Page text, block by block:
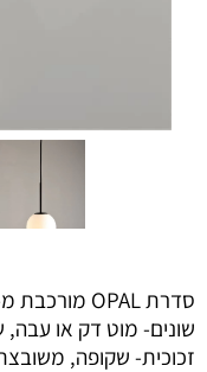
שונים- מוט דק או עבה,
זכוכית- שקופה,